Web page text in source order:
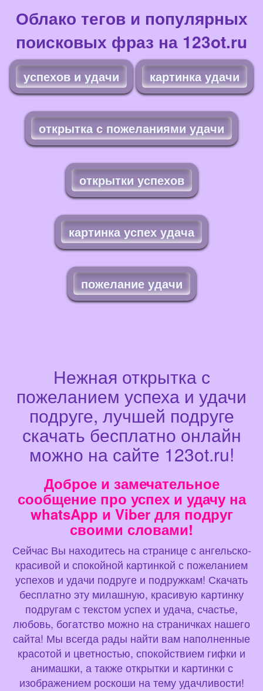
Облако тегов и популярных
поисковых фраз на 123ot.ru
успехов и удачи картинка удачи
открытка с пожеланиями удачи
открытки успехов
картинка успех удача
пожелание удачи
Нежная открытка с
пожеланием успеха и удачи
подруге, лучшей подруге
скачать бесплатно онлайн
можно на сайте 123ot.ru!
Доброе и замечательное
сообщение про успех и удачу на
whatsApp и Viber для подруг
своими словами!
Сейчас Вы находитесь на странице с ангельско-
красивой и спокойной картинкой с пожеланием
успехов и удачи подруге и подружкам! Скачать
бесплатно эту милашную, красивую картинку
подругам с текстом успех и удача, счастье,
любовь, богатство можно на страничках нашего
сайта! Мы всегда рады найти вам наполненные
красотой и цветностью, спокойствием гифки и
анимашки, а также открытки и картинки с
изображением роскоши на тему удачливости!